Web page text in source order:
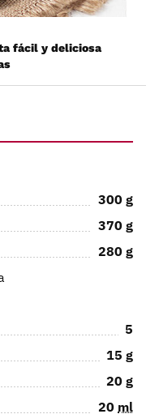
fácil y deliciosa
300 g
370 g
280 g
5
15 g
20 g
20 ml